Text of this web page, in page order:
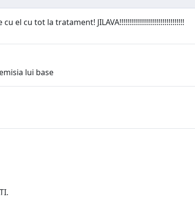
el cu tot la tratament! JILAVA!!!!!!!!!!!!!!!!!!!!!!!!!!!!!!!!!
lui base